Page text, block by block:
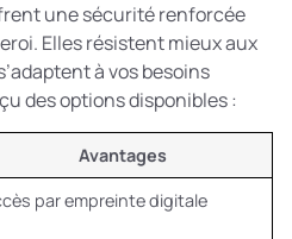
une sécurité renforcée
Elles résistent mieux aux
à vos besoins
des options disponibles :
Avantages
par empreinte digitale